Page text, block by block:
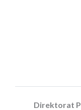
Direktorat